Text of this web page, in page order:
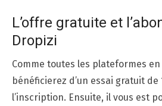
L’offre gratuite et
Dropizi
Comme toutes les plateformes en
bénéficierez d’un essai gratuit de
l’inscription. Ensuite, il vous est